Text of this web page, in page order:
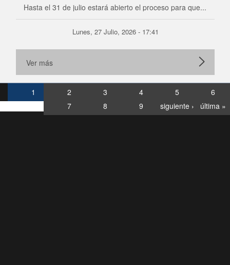
Hasta el 31 de julio estará abierto el proceso para que...
Lunes, 27 Julio, 2026 - 17:41
Ver más
1 2 3 4 5
6
7
8 9 siguiente › última »